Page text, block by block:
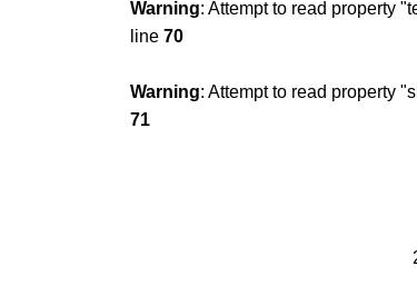
Warning: Attempt to read property
line 70
Warning: Attempt to read property
71